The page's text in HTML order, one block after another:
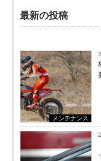
最新の投稿
メンテナンス